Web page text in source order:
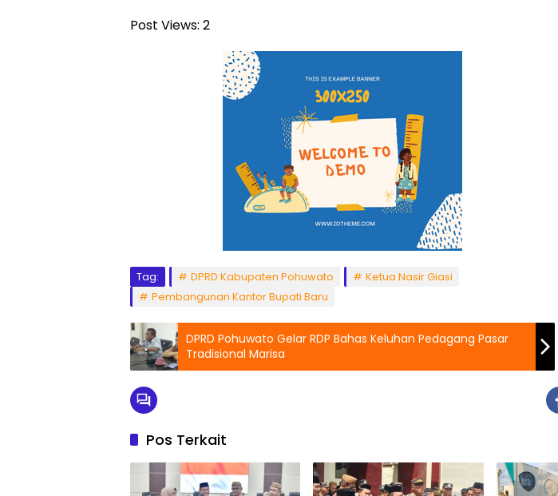
Post Views: 2
Tag: DPRD Kabupaten Pohuwato
Ketua Nasir Giasi
Pembangunan Kantor Bupati Baru
DPRD Pohuwato Gelar RDP Bahas Keluhan Pedagang Pasar
Tradisional Marisa
Pos Terkait